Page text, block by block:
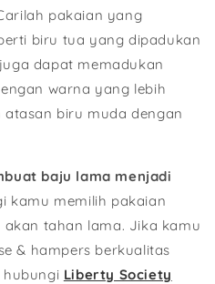
pakaian yang
biru tua yang dipadukan
dapat memadukan
warna yang lebih
atasan biru muda dengan
baju lama menjadi
kamu memilih pakaian
tahan lama. Jika kamu
& hampers berkualitas
Liberty Society